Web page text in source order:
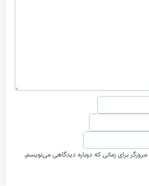
که دوباره دیدگاهی می‌نویسم.